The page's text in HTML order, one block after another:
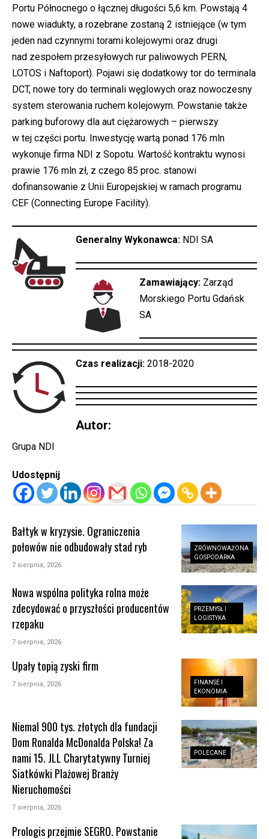
Portu Północnego o łącznej długości 5,6 km. Powstają 4
nowe wiadukty, a rozebrane zostaną 2 istniejące (w tym
jeden nad czynnymi torami kolejowymi oraz drugi
nad zespołem przesyłowych rur paliwowych PERN,
LOTOS i Naftoport). Pojawi się dodatkowy tor do terminala
DCT, nowe tory do terminali węglowych oraz nowoczesny
system sterowania ruchem kolejowym. Powstanie także
parking buforowy dla aut ciężarowych – pierwszy
w tej części portu. Inwestycję wartą ponad 176 mln
wykonuje firma NDI z Sopotu. Wartość kontraktu wynosi
prawie 176 mln zł, z czego 85 proc. stanowi
dofinansowanie z Unii Europejskiej w ramach programu
CEF (Connecting Europe Facility).
Generalny Wykonawca: NDI SA
Zamawiający: Zarząd
Morskiego Portu Gdańsk
SA
Czas realizacji: 2018-2020
Autor:
Grupa NDI
Udostępnij
ZRÓWNOWAŻONA
GOSPODARKA
Bałtyk w kryzysie. Ograniczenia
połowów nie odbudowały stad ryb
7 sierpnia, 2026
PRZEMYSŁ I
LOGISTYKA
Nowa wspólna polityka rolna może
zdecydować o przyszłości producentów
rzepaku
7 sierpnia, 2026
FINANSE I
EKONOMIA
Upały topią zyski firm
7 sierpnia, 2026
POLECANE
Niemal 900 tys. złotych dla fundacji
Dom Ronalda McDonalda Polska! Za
nami 15. JLL Charytatywny Turniej
Siatkówki Plażowej Branży
Nieruchomości
7 sierpnia, 2026
Prologis przejmie SEGRO. Powstanie